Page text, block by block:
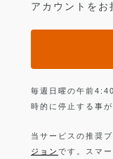
アカウントをお
毎週日曜の午前
時的に停止する事が
当サービスの推奨
ジョン です。スマ